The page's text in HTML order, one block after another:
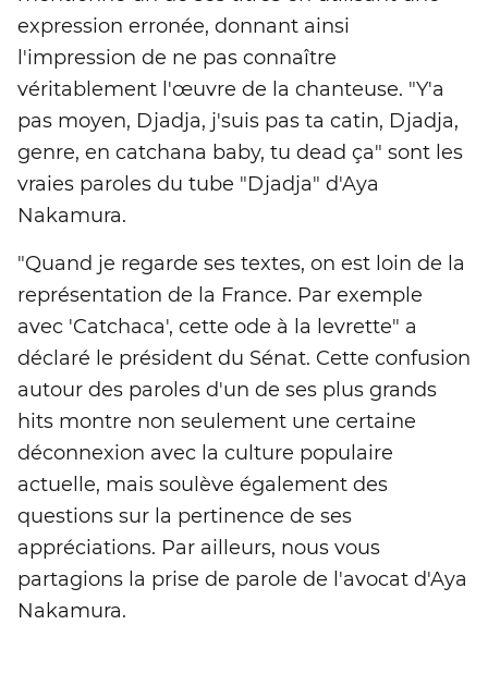
expression erronée, donnant ainsi
l'impression de ne pas connaître
véritablement l'œuvre de la chanteuse. "Y'a
pas moyen, Djadja, j'suis pas ta catin, Djadja,
genre, en catchana baby, tu dead ça" sont les
vraies paroles du tube "Djadja" d'Aya
Nakamura.
"Quand je regarde ses textes, on est loin de la
représentation de la France. Par exemple
avec 'Catchaca', cette ode à la levrette" a
déclaré le président du Sénat. Cette confusion
autour des paroles d'un de ses plus grands
hits montre non seulement une certaine
déconnexion avec la culture populaire
actuelle, mais soulève également des
questions sur la pertinence de ses
appréciations. Par ailleurs, nous vous
partagions la prise de parole de l'avocat d'Aya
Nakamura.